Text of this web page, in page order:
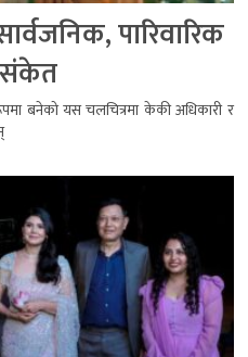
पारिवारिक
संकेत
बनेको यस चलचित्रमा केकी अधिकारी र